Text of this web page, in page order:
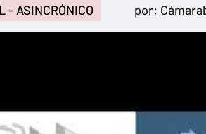
- ASINCRÓNICO por: